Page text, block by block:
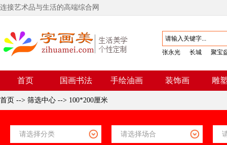
连接艺术品与生活的高端综合网
张永光 长城 聚宝
首页 国画书法 手绘油画 装饰画 雕
首页 --> 筛选中心 --> 100*200厘米